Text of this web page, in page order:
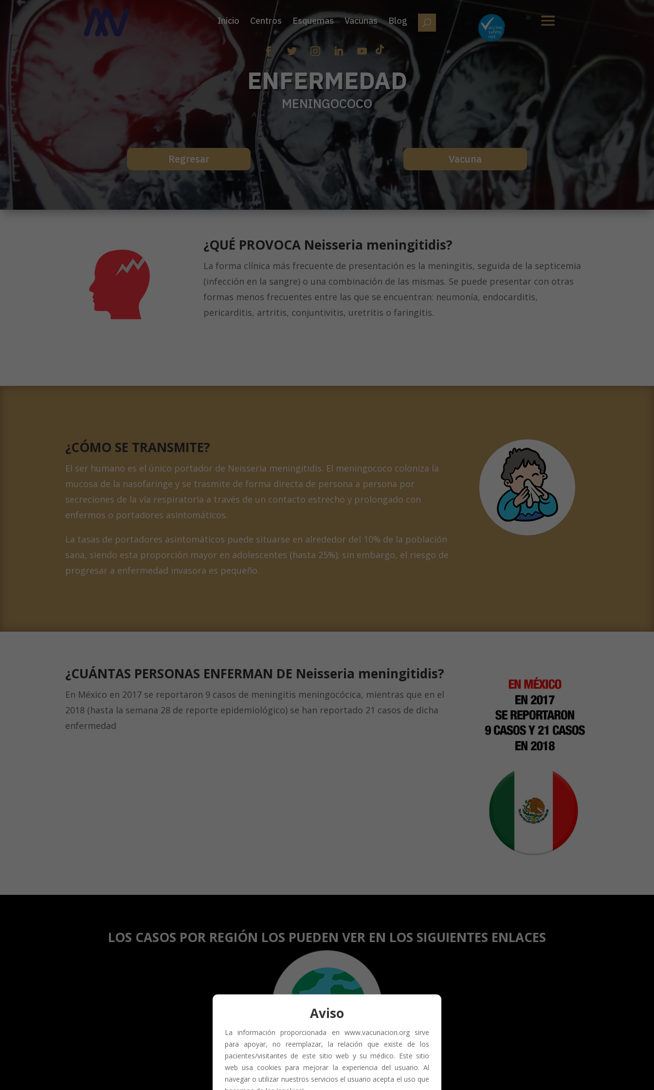
Inicio Centros Esquemas Vacunas Blog
ENFERMEDAD
MENINGOCOCO
Regresar Vacuna
¿QUÉ PROVOCA Neisseria meningitidis?
La forma clínica más frecuente de presentación es la meningitis, seguida de la septicemia
(infección en la sangre) o una combinación de las mismas. Se puede presentar con otras
formas menos frecuentes entre las que se encuentran: neumonía, endocarditis,
pericarditis, artritis, conjuntivitis, uretritis o faringitis.
¿CÓMO SE TRANSMITE?
El ser humano es el único portador de Neisseria meningitidis. El meningococo coloniza la
mucosa de la nasofaringe y se trasmite de forma directa de persona a persona por
secreciones de la vía respiratoria a través de un contacto estrecho y prolongado con
enfermos o portadores asintomáticos.
La tasas de portadores asintomáticos puede situarse en alrededor del 10% de la población
sana, siendo esta proporción mayor en adolescentes (hasta 25%); sin embargo, el riesgo de
progresar a enfermedad invasora es pequeño.
¿CUÁNTAS PERSONAS ENFERMAN DE Neisseria meningitidis?
En México en 2017 se reportaron 9 casos de meningitis meningocócica, mientras que en el
2018 (hasta la semana 28 de reporte epidemiológico) se han reportado 21 casos de dicha
enfermedad
LOS CASOS POR REGIÓN LOS PUEDEN VER EN LOS SIGUIENTES ENLACES
Aviso
La información proporcionada en www.vacunacion.org sirve
para apoyar, no reemplazar, la relación que existe de los
pacientes/visitantes de este sitio web y su médico. Este sitio
web usa cookies para mejorar la experiencia del usuario. Al
navegar o utilizar nuestros servicios el usuario acepta el uso que